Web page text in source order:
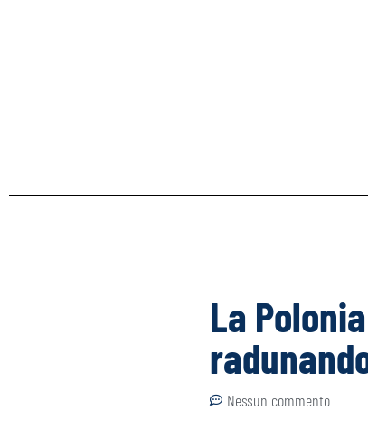
La
Nessun commento